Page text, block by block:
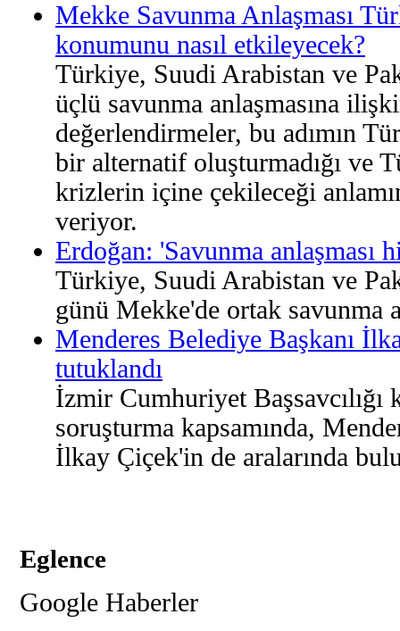
Mekke Savunma Anlaşması
konumunu nasıl etkileyecek?
Türkiye, Suudi Arabistan ve
üçlü savunma anlaşmasına
değerlendirmeler, bu adımın
bir alternatif oluşturmadığı ve
krizlerin içine çekileceği
veriyor.
Erdoğan: 'Savunma anlaşması
Türkiye, Suudi Arabistan ve
günü Mekke'de ortak savunma
Menderes Belediye Başkanı
tutuklandı
İzmir Cumhuriyet
soruşturma kapsamında,
İlkay Çiçek'in de aralarında
Eglence
Google Haberler